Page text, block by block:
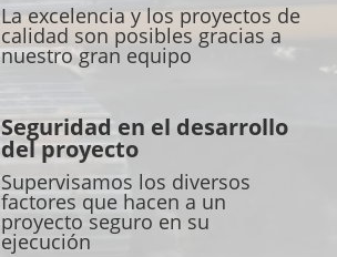
La excelencia y los proyectos de
calidad son posibles gracias a
nuestro gran equipo
Seguridad en el desarrollo
del proyecto
Supervisamos los diversos
factores que hacen a un
proyecto seguro en su
ejecución